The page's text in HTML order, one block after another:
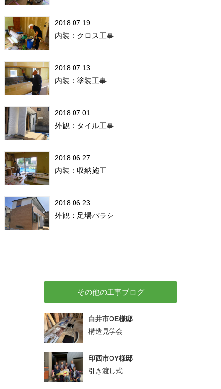
2018.07.19
内装：クロス工事
2018.07.13
内装：塗装工事
2018.07.01
外観：タイル工事
2018.06.27
内装：収納施工
2018.06.23
外観：足場バラシ
その他の工事ブログ
白井市OE様邸
構造見学会
印西市OY様邸
引き渡し式